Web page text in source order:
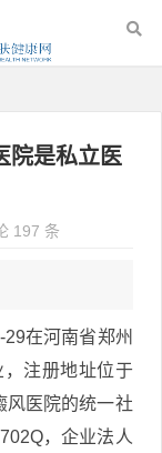
院是私立医
197 条
在河南省郑州
注册地址位于
风医院的统一社
，企业法人